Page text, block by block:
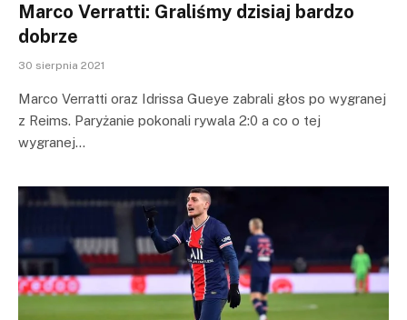
Marco Verratti: Graliśmy dzisiaj bardzo
dobrze
30 sierpnia 2021
Marco Verratti oraz Idrissa Gueye zabrali głos po wygranej
z Reims. Paryżanie pokonali rywala 2:0 a co o tej
wygranej…